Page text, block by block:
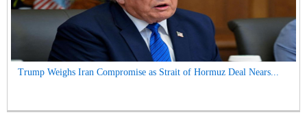
Trump Weighs Iran Compromise as Strait of Hormuz Deal Nears...